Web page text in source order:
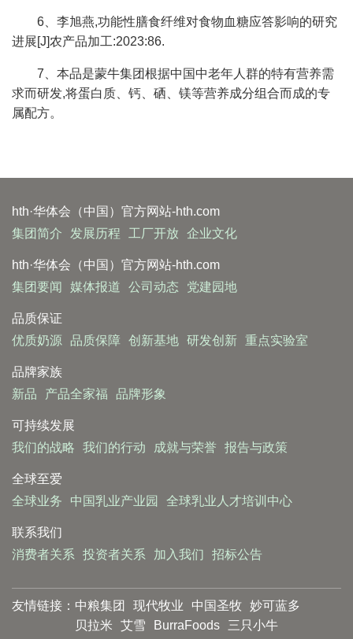
6、李旭燕,功能性膳食纤维对食物血糖应答影响的研究
进展[J]农产品加工:2023:86.
7、本品是蒙牛集团根据中国中老年人群的特有营养需
求而研发,将蛋白质、钙、硒、镁等营养成分组合而成的专
属配方。
hth·华体会（中国）官方网站-hth.com
集团简介
发展历程 工厂开放 企业文化
hth·华体会（中国）官方网站-hth.com
集团要闻
媒体报道 公司动态 党建园地
品质保证
优质奶源
品质保障 创新基地 研发创新 重点实验室
品牌家族
新品
产品全家福 品牌形象
可持续发展
我们的战略
我们的行动 成就与荣誉 报告与政策
全球至爱
全球业务
中国乳业产业园 全球乳业人才培训中心
联系我们
消费者关系 投资者关系 加入我们 招标公告
友情链接： 中粮集团 现代牧业 中国圣牧 妙可蓝多
贝拉米
艾雪 BurraFoods 三只小牛